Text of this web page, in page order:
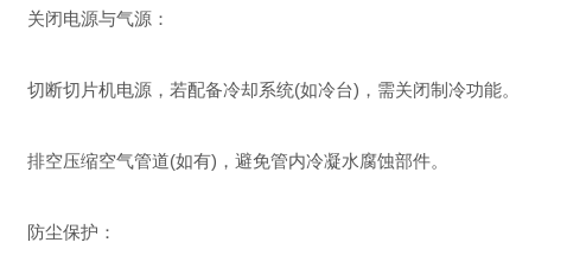
关闭电源与气源：
切断切片机电源，若配备冷却系统(如冷台)，需关闭制冷功能。
排空压缩空气管道(如有)，避免管内冷凝水腐蚀部件。
防尘保护：